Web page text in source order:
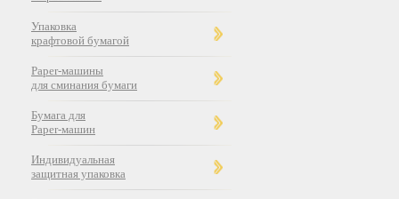
Упаковка
крафтовой бумагой
Paper-машины
для сминания бумаги
Бумага для
Paper-машин
Индивидуальная
защитная упаковка